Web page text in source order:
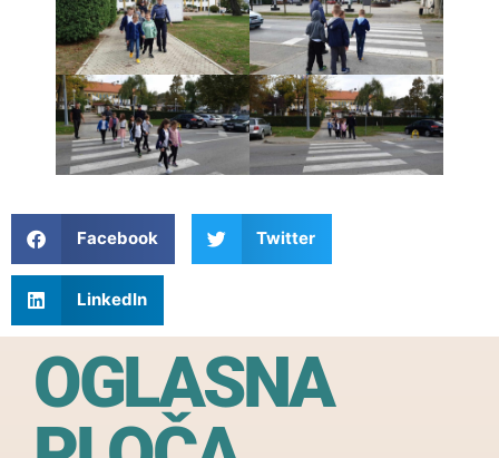
Facebook Twitter
LinkedIn
OGLASNA